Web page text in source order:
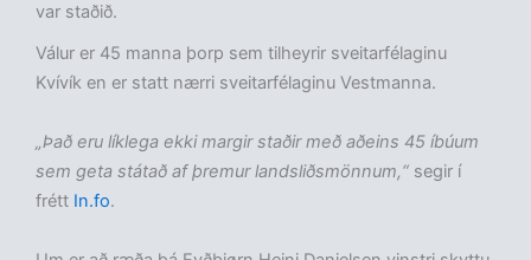
var staðið.
Válur er 45 manna þorp sem tilheyrir sveitarfélaginu
Kvívík en er statt nærri sveitarfélaginu Vestmanna.
„Það eru líklega ekki margir staðir með aðeins 45 íbúum
sem geta státað af þremur landsliðsmönnum,“ segir í
frétt In.fo.